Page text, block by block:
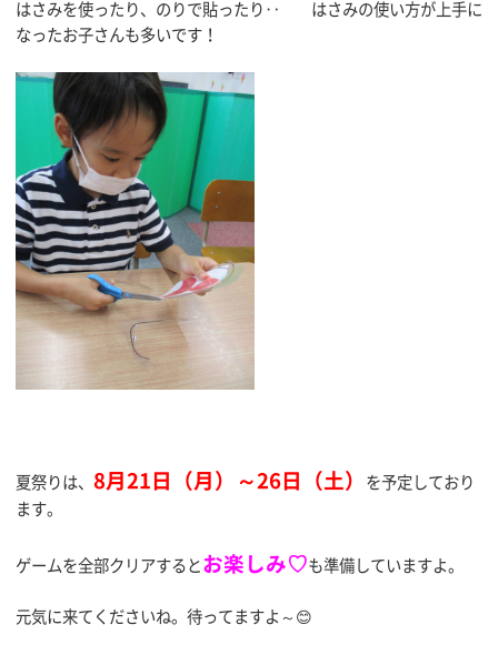
はさみを使ったり、のりで貼ったり‥ はさみの使い方が上手に
なったお子さんも多いです！
夏祭りは、 8月21日（月）～26日（土） を予定しており
ます。
ゲームを全部クリアするとお楽しみ♡も準備していますよ。
元気に来てくださいね。待ってますよ～😊